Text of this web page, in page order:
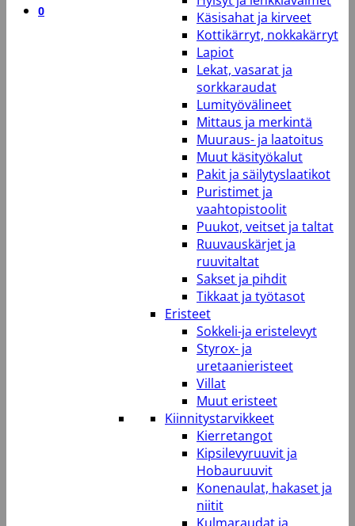
0
Käsisahat ja kirveet
Kottikärryt, nokkakärryt
Lapiot
Lekat, vasarat ja
sorkkaraudat
Lumityövälineet
Mittaus ja merkintä
Muuraus- ja laatoitus
Muut käsityökalut
Pakit ja säilytyslaatikot
Puristimet ja
vaahtopistoolit
Puukot, veitset ja taltat
Ruuvauskärjet ja
ruuvitaltat
Sakset ja pihdit
Tikkaat ja työtasot
Eristeet
Sokkeli-ja eristelevyt
Styrox- ja
uretaanieristeet
Villat
Muut eristeet
Kiinnitystarvikkeet
Kierretangot
Kipsilevyruuvit ja
Hobauruuvit
Konenaulat, hakaset ja
niitit